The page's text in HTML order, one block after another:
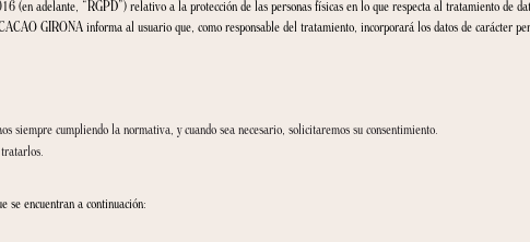
en la información adicional.
anexas que se encuentran
y servicios la mejor experiencia posible. En algunos casos, es necesario
de 27 de abril de 2016 (en adelante, “RGPD”) relativo a la protección de las